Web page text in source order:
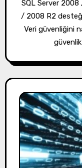
SQL Server 2008 / 2008 R2 ve Windows Server 2008
/ 2008 R2
Veri güvenliğini